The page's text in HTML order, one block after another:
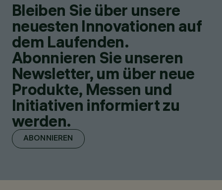
Bleiben Sie über unsere
neuesten Innovationen auf
dem Laufenden.
Abonnieren Sie unseren
Newsletter, um über neue
Produkte, Messen und
Initiativen informiert zu
werden.
ABONNIEREN